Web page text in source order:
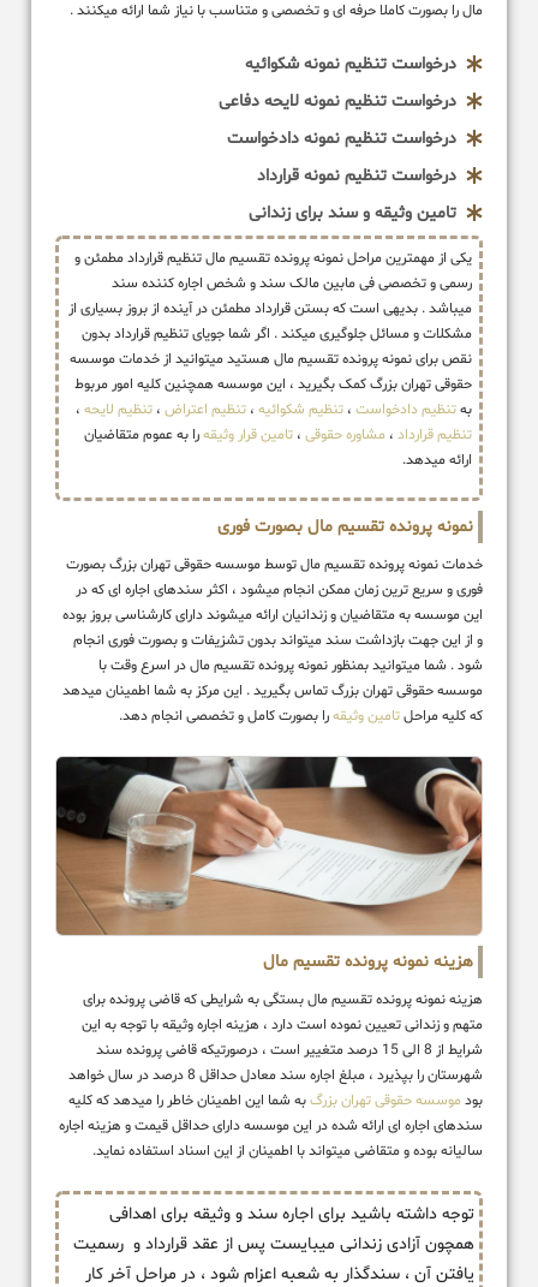
مال را بصورت کاملا حرفه ای و تخصصی و متناسب با نیاز شما ارائه میکنند .
درخواست تنظیم نمونه شکوائیه
درخواست تنظیم نمونه لایحه دفاعی
درخواست تنظیم نمونه دادخواست
درخواست تنظیم نمونه قرارداد
تامین وثیقه و سند برای زندانی
یکی از مهمترین مراحل نمونه پرونده تقسیم مال تنظیم قرارداد مطمئن و
رسمی و تخصصی فی مابین مالک سند و شخص اجاره کننده سند
میباشد . بدیهی است که بستن قرارداد مطمئن در آینده از بروز بسیاری از
مشکلات و مسائل جلوگیری میکند . اگر شما جویای تنظیم قرارداد بدون
نقص برای نمونه پرونده تقسیم مال هستید میتوانید از خدمات موسسه
حقوقی تهران بزرگ کمک بگیرید ، این موسسه همچنین کلیه امور مربوط
بهتنظیم دادخواست ، تنظیم شکوائیه ، تنظیم اعتراض ، تنظیم لایحه ،
تنظیم قرارداد ، مشاوره حقوقی ، تامین قرار وثیقهرا به عموم متقاضیان
ارائه میدهد.
نمونه پرونده تقسیم مال بصورت فوری
خدمات نمونه پرونده تقسیم مال توسط موسسه حقوقی تهران بزرگ بصورت
فوری و سریع ترین زمان ممکن انجام میشود ، اکثر سندهای اجاره ای که در
این موسسه به متقاضیان و زندانیان ارائه میشوند دارای کارشناسی بروز بوده
و از این جهت بازداشت سند میتواند بدون تشزیفات و بصورت فوری انجام
شود . شما میتوانید بمنظور نمونه پرونده تقسیم مال در اسرع وقت با
موسسه حقوقی تهران بزرگ تماس بگیرید . این مرکز به شما اطمینان میدهد
که کلیه مراحلتامین وثیقهرا بصورت کامل و تخصصی انجام دهد.
هزینه نمونه پرونده تقسیم مال
هزینه نمونه پرونده تقسیم مال بستگی به شرایطی که قاضی پرونده برای
متهم و زندانی تعیین نموده است دارد ، هزینه اجاره وثیقه با توجه به این
شرایط از 8 الی 15 درصد متغییر است ، درصورتیکه قاضی پرونده سند
شهرستان را بپذیرد ، مبلغ اجاره سند معادل حداقل 8 درصد در سال خواهد
بود موسسه حقوقی تهران بزرگبه شما این اطمینان خاطر را میدهد که کلیه
سندهای اجاره ای ارائه شده در این موسسه دارای حداقل قیمت و هزینه اجاره
سالیانه بوده و متقاضی میتواند با اطمینان از این اسناد استفاده نماید.
توجه داشته باشید برای اجاره سند و وثیقه برای اهدافی
همچون آزادی زندانی میبایست پس از عقد قرارداد و رسمیت
یافتن آن ، سندگذار به شعبه اعزام شود ، در مراحل آخر کار